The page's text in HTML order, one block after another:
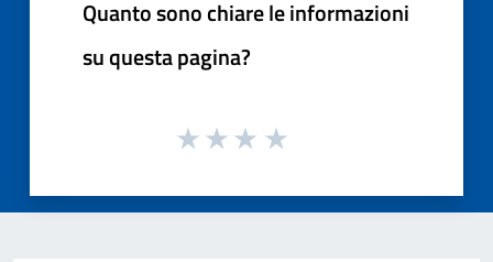
Quanto sono chiare le informazioni
su questa pagina?